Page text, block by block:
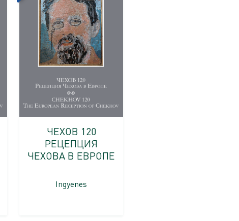
ЧЕХОВ 120
РЕЦЕПЦИЯ
ЧЕХОВА В ЕВРОПЕ
Ingyenes